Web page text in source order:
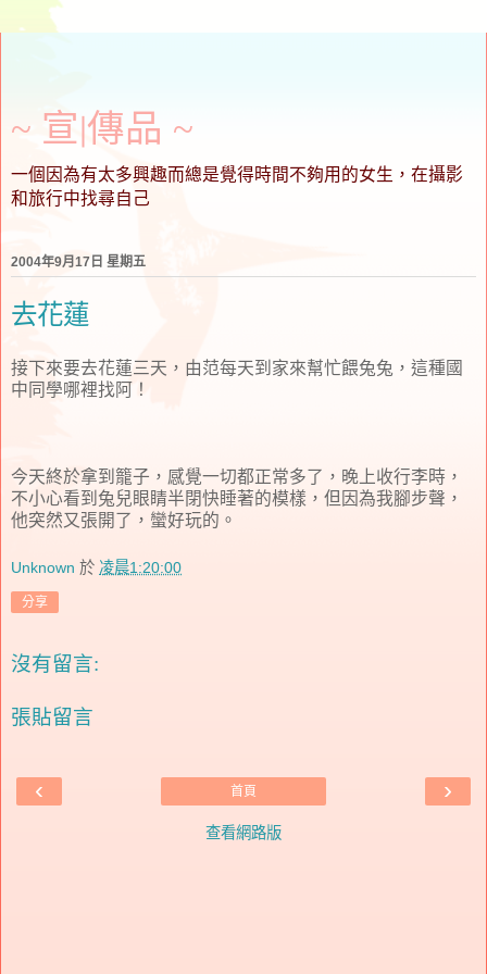
~ 宣∣傳品 ~
一個因為有太多興趣而總是覺得時間不夠用的女生，在攝影
和旅行中找尋自己
2004年9月17日 星期五
去花蓮
接下來要去花蓮三天，由范每天到家來幫忙餵兔兔，這種國
中同學哪裡找阿！
今天終於拿到籠子，感覺一切都正常多了，晚上收行李時，
不小心看到兔兒眼睛半閉快睡著的模樣，但因為我腳步聲，
他突然又張開了，蠻好玩的。
Unknown 於 凌晨1:20:00
分享
沒有留言:
張貼留言
‹ ›
首頁
查看網路版